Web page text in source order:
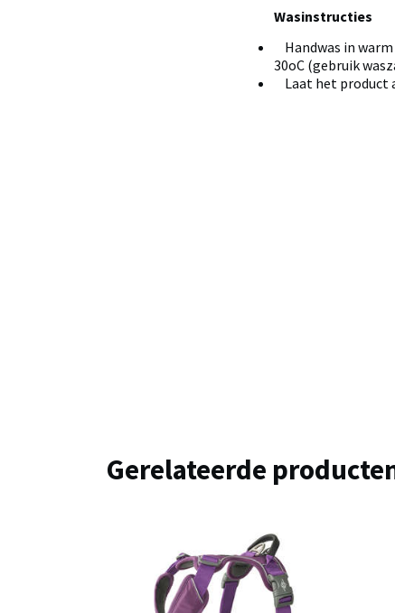
Wasinstructies
Handwas in
30oC (gebruik
Laat het product
Gerelateerde